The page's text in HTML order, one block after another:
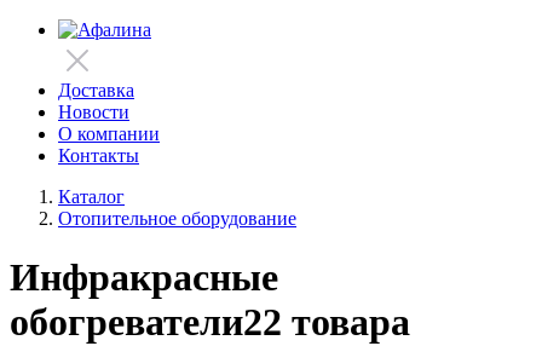
Доставка
Новости
О компании
Контакты
Каталог
Отопительное оборудование
Инфракрасные
обогреватели22 товара